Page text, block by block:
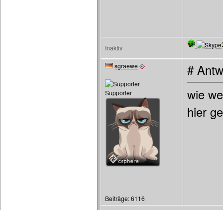
Inaktiv
sgraewe
Supporter
Beiträge: 6116
#
wie
hier